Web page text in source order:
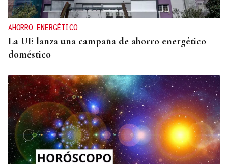
AHORRO ENERGÉTICO
La UE lanza una campaña de ahorro energético
doméstico